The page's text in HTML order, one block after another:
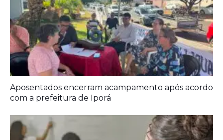
Aposentados encerram acampamento após acordo
com a prefeitura de Iporá